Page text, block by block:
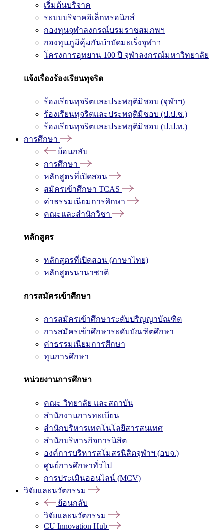
เริ่มต้นบริจาค
ระบบบริจาคอิเล็กทรอนิกส์
กองทุนจุฬาลงกรณ์บรมราชสมภพฯ
กองทุนภูมิคุ้มกันบำบัดมะเร็งจุฬาฯ
โครงการอุทยาน 100 ปี จุฬาลงกรณ์มหาวิทยาลัย
แจ้งเรื่องร้องเรียนทุจริต
ร้องเรียนทุจริตและประพฤติมิชอบ (จุฬาฯ)
ร้องเรียนทุจริตและประพฤติมิชอบ (ป.ป.ช.)
ร้องเรียนทุจริตและประพฤติมิชอบ (ป.ป.ท.)
การศึกษา
ย้อนกลับ
การศึกษา
หลักสูตรที่เปิดสอน
สมัครเข้าศึกษา TCAS
ค่าธรรมเนียมการศึกษา
คณะและสำนักวิชา
หลักสูตร
หลักสูตรที่เปิดสอน (ภาษาไทย)
หลักสูตรนานาชาติ
การสมัครเข้าศึกษา
การสมัครเข้าศึกษาระดับปริญญาบัณฑิต
การสมัครเข้าศึกษาระดับบัณฑิตศึกษา
ค่าธรรมเนียมการศึกษา
ทุนการศึกษา
หน่วยงานการศึกษา
คณะ วิทยาลัย และสถาบัน
สำนักงานการทะเบียน
สำนักบริหารเทคโนโลยีสารสนเทศ
สำนักบริหารกิจการนิสิต
องค์การบริหารสโมสรนิสิตจุฬาฯ (อบจ.)
ศูนย์การศึกษาทั่วไป
การประเมินออนไลน์ (MCV)
วิจัยและนวัตกรรม
ย้อนกลับ
วิจัยและนวัตกรรม
CU Innovation Hub